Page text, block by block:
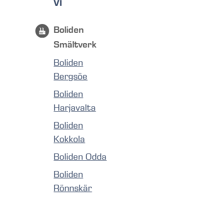
Boliden
Smältverk
Boliden
Bergsöe
Boliden
Harjavalta
Boliden
Kokkola
Boliden Odda
Boliden
Rönnskär